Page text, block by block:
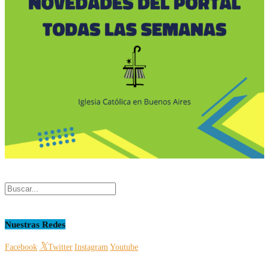
Nuestras Redes
Facebook Twitter Instagram Youtube